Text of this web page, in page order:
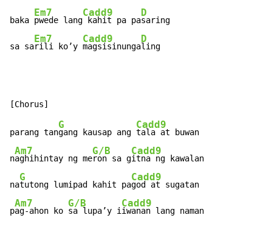
baka
Em7
pwede lang
Cadd9
kahit pa pa
D
saring
sa sa
Em7
rili ko’y
Cadd9
magsisinunga
D
ling
parang tan
G
gang kausap ang
Cadd9
tala at buwan
n
Am7
aghihintay ng me
G/B
ron sa g
Cadd9
itna ng kawalan
na
G
tutong lumipad kahit pa
Cadd9
god at sugatan
p
Am7
ag-ahon ko
G/B
sa lupa’y i
Cadd9
iwanan lang naman